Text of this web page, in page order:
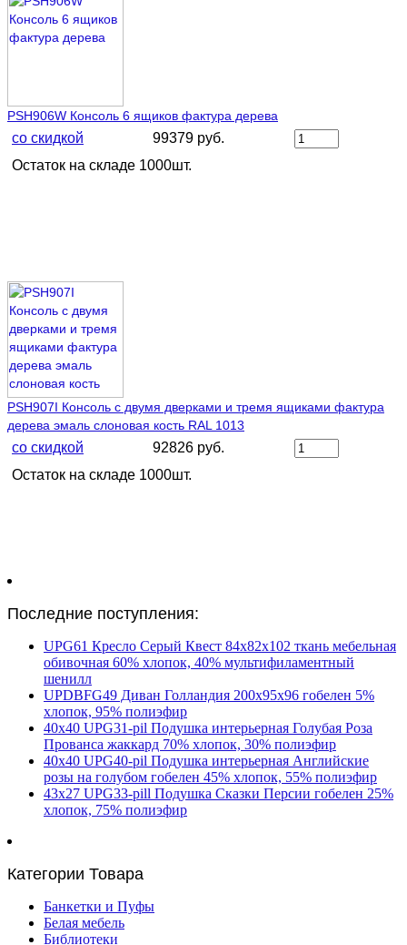
PSH906W Консоль 6 ящиков фактура дерева
со скидкой
99379 руб.
Остаток на складе 1000шт.
PSH907I Консоль с двумя дверками и тремя ящиками фактура
дерева эмаль слоновая кость RAL 1013
со скидкой
92826 руб.
Остаток на складе 1000шт.
Последние поступления:
UPG61 Кресло Серый Квест 84х82х102 ткань мебельная
обивочная 60% хлопок, 40% мультифиламентный
шенилл
UPDBFG49 Диван Голландия 200х95х96 гобелен 5%
хлопок, 95% полиэфир
40х40 UPG31-pil Подушка интерьерная Голубая Роза
Прованса жаккард 70% хлопок, 30% полиэфир
40х40 UPG40-pil Подушка интерьерная Английские
розы на голубом гобелен 45% хлопок, 55% полиэфир
43х27 UPG33-pill Подушка Сказки Персии гобелен 25%
хлопок, 75% полиэфир
Категории Товара
Банкетки и Пуфы
Белая мебель
Библиотеки